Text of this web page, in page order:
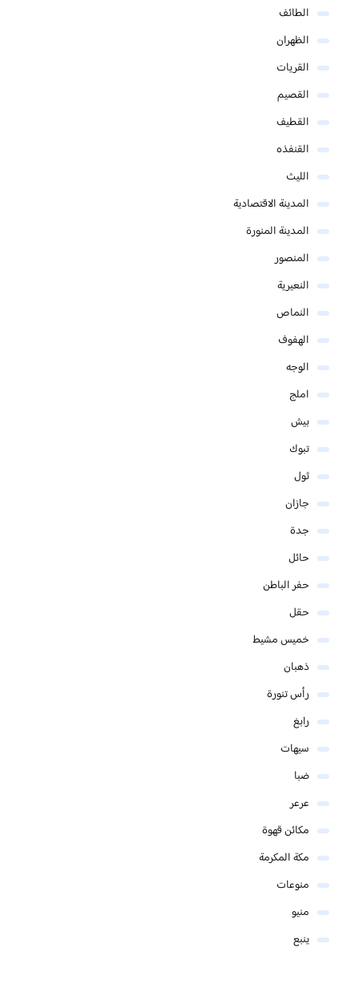
الطائف
الظهران
القريات
القصيم
القطيف
القنفذه
الليث
المدينة الاقتصادية
المدينة المنورة
المنصور
النعيرية
النماص
الهفوف
الوجه
املج
بيش
تبوك
ثول
جازان
جدة
حائل
حفر الباطن
حقل
خميس مشيط
ذهبان
رأس تنورة
رابغ
سيهات
ضبا
عرعر
مكائن قهوة
مكة المكرمة
منوعات
منيو
ينبع